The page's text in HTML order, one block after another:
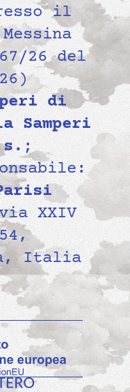
il
26 del
di
Samperi
;
XXIV
Italia